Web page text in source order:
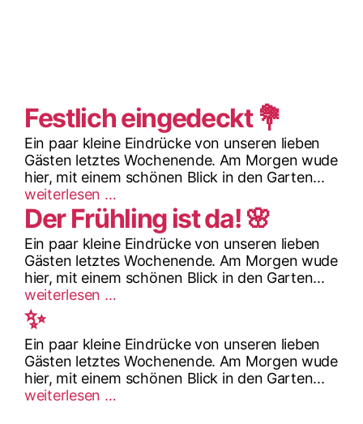
Festlich eingedeckt 💐
Ein paar kleine Eindrücke von unseren lieben
Gästen letztes Wochenende. Am Morgen wude
hier, mit einem schönen Blick in den Garten...
weiterlesen …
Der Frühling ist da! 🌸
Ein paar kleine Eindrücke von unseren lieben
Gästen letztes Wochenende. Am Morgen wude
hier, mit einem schönen Blick in den Garten...
weiterlesen …
✨
Ein paar kleine Eindrücke von unseren lieben
Gästen letztes Wochenende. Am Morgen wude
hier, mit einem schönen Blick in den Garten...
weiterlesen …